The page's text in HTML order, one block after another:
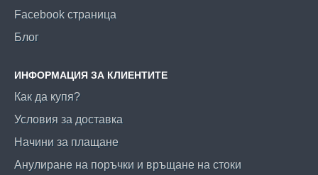
Facebook страница
Блог
ИНФОРМАЦИЯ ЗА КЛИЕНТИТЕ
Как да купя?
Условия за доставка
Начини за плащане
Анулиране на поръчки и връщане на стоки